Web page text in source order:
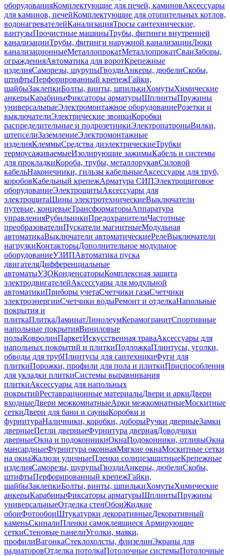
оборудованияКомплектующие для печей, каминовАксессуары
для каминов, печейКомплектующие для отопительных котлов,
водонагревателейКанализацияТросы сантехнические,
вантузыПрочистные машиныТрубы, фитинги внутренней
канализацииТрубы, фитинги наружной канализацииЛюки
канализационныеМеталлопрокатМеталлопрокатСваиЗаборы,
огражденияАвтоматика для воротКрепежные
изделияСаморезы, шурупыГвоздиАнкеры, дюбелиСкобы,
штифтыПерфорированный крепежГайки,
шайбыЗаклепкиБолты, винты, шпилькиХомутыХимические
анкерыКарабиныФиксаторы арматурыШплинтыПружины
универсальныеЭлектромонтажное оборудованиеРозетки и
выключателиЭлектрические звонкиКоробки
распределительные и подрозетникиЭлектропатроныВилки,
штепселиЗаземлениеЭлектромонтажные
изделияКлеммыСредства диэлектрическиеТрубки
термоусаживаемыеИзолирующие зажимыКабель и системы
для прокладкиКороба, трубы, металлорукавСиловой
кабельНаконечники, гильзы кабельныеАксессуары для труб,
коробовКабельный крепежАрматура СИПЭлектрощитовое
оборудованиеЭлектрощитыАксессуары для
электрощитаШины электротехническиеВыключатели
путевые, концевыеТрансформаторыАппаратура
управленияРубильникиПредохранителиЧастотные
преобразователиПускатели магнитныеМодульная
автоматикаВыключатели автоматическиеРелеВыключатели
нагрузкиКонтакторыДополнительное модульное
оборудованиеУЗИПАвтоматика пуска
двигателяДифференциальные
автоматыУЗОКонденсаторыКомплексная защита
электродвигателейАксессуары для модульной
автоматикиПриборы учетаСчетчики газаСчетчики
электроэнергииСчетчики водыРемонт и отделкаНапольные
покрытия и
плиткаПлиткаЛаминатЛинолеумКерамогранитСпортивные
напольные покрытияВиниловые
полыКовролинПаркетИскусственная траваАксессуары для
напольных покрытий и плиткиПодложкаПлинтусы, уголки,
обводы для трубПлинтусы для сантехникиФуги для
плиткиПорожки, профили для пола и плиткиПриспособления
для укладки плиткиСистемы выравнивания
плиткиАксессуары для напольных
покрытийРеставрационные материалыДвери и аркиДвери
входныеДвери межкомнатныеАрки межкомнатныеМоскитные
сеткиДвери для бани и сауныКоробки и
фурнитураНаличники, коробки, доборыРучки дверныеЗамки
дверныеПетли дверныеФурнитура двернаяДоводчики
дверныеОкна и подоконникиОкнаПодоконники, отливыОкна
мансардныеФурнитура оконнаяМягкие окнаМоскитные сетки
на окнаЖалюзи уличныеПленки солнцезащитныеКрепежные
изделияСаморезы, шурупыГвоздиАнкеры, дюбелиСкобы,
штифтыПерфорированный крепежГайки,
шайбыЗаклепкиБолты, винты, шпилькиХомутыХимические
анкерыКарабиныФиксаторы арматурыШплинтыПружины
универсальныеОтделка стенОбоиЖидкие
обоиФотообоиШтукатурки декоративныеДекоративный
каменьСкиналиПленки самоклеящиеся Армирующие
сеткиСтеновые панелиУголки, маяки,
профилиВагонкаСтеклохолсты, флизелинЭкраны для
радиаторовОтделка потолкаПотолочные системыПотолочные